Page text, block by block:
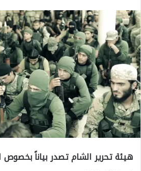
هيئة تحرير الشام تصدر بياناً بخصوص